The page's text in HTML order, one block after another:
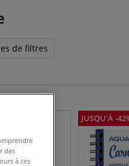
de filtres
JUSQU'À-42
des
à ces